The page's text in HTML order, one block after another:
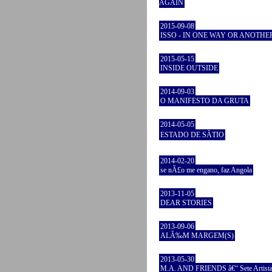
AGAIN
2015-09-08
ISSO - IN ONE WAY OR
2015-05-15
INSIDE OUTSIDE
2014-09-03
O MANIFESTO DA GRUTA
2014-05-05
ESTADO DE SÃTIO
2014-02-20
se nÃ£o me engano, faz Angola
2013-11-05
DEAR STORIES
2013-09-06
ALÃ‰M MARGEM(S)
2013-05-30
M.A. AND FRIENDS â€“ Sete